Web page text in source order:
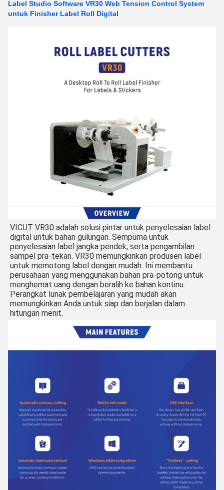
Label Studio Software VR30 Web Tension Control System
untuk Finisher Label Roll Digital
VICUT VR30 adalah solusi pintar untuk penyelesaian label
digital untuk bahan gulungan. Sempurna untuk
penyelesaian label jangka pendek, serta pengambilan
sampel pra-tekan. VR30 memungkinkan produsen label
untuk memotong label dengan mudah. Ini membantu
perusahaan yang menggunakan bahan pra-potong untuk
menghemat uang dengan beralih ke bahan kontinu.
Perangkat lunak pembelajaran yang mudah akan
memungkinkan Anda untuk siap dan berjalan dalam
hitungan menit.